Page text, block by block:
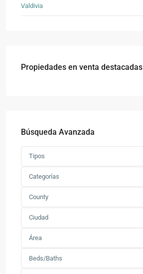
Valdivia
Propiedades en venta destacadas
Búsqueda Avanzada
Tipos
Categorías
County
Ciudad
Área
Beds/Baths